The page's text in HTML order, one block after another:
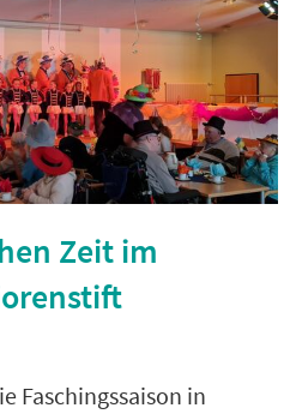
Zeit im
Faschingssaison in